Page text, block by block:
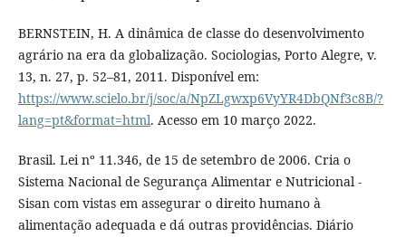
BERNSTEIN, H. A dinâmica de classe do desenvolvimento
agrário na era da globalização. Sociologias, Porto Alegre, v.
13, n. 27, p. 52–81, 2011. Disponível em:
https://www.scielo.br/j/soc/a/NpZLgwxp6VyYR4DbQNf3c8B/?
lang=pt&format=html. Acesso em 10 março 2022.
Brasil. Lei nº 11.346, de 15 de setembro de 2006. Cria o
Sistema Nacional de Segurança Alimentar e Nutricional -
Sisan com vistas em assegurar o direito humano à
alimentação adequada e dá outras providências. Diário